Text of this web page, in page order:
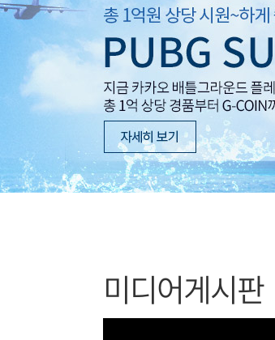
아키에이지 워
아레스 : 라이즈 오브 가디언즈
GM소식
이벤트
업데이트
대회소식
미디어게시판